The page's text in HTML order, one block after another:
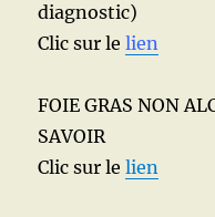
diagnostic)
Clic sur lelien
FOIE GRAS NON
SAVOIR
Clic sur lelien